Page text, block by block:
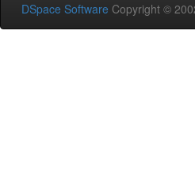
DSpace Software Copyright ©